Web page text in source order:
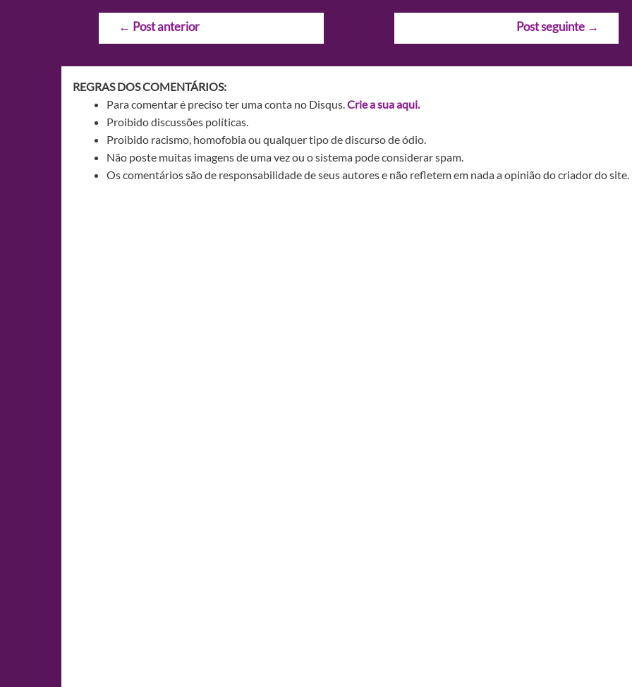
Navegação
← Post anterior Post seguinte →
REGRAS DOS COMENTÁRIOS:
Para comentar é preciso ter uma conta no Disqus.Crie a sua aqui.
Proibido discussões políticas.
Proibido racismo, homofobia ou qualquer tipo de discurso de ódio.
Não poste muitas imagens de uma vez ou o sistema pode considerar spam.
Os comentários são de responsabilidade de seus autores e não refletem em nada a opinião do criador do site.